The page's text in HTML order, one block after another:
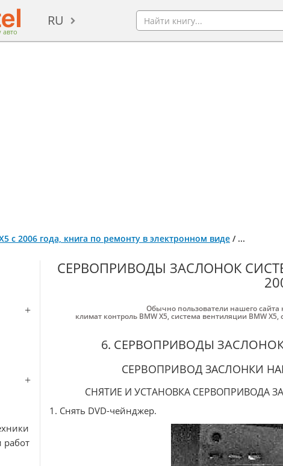
RU
с 2006 года, книга по ремонту в электронном виде / ...
работ
СЕРВОПРИВОДЫ ЗАСЛОНОК
Обычно пользователи нашего сайта
климат контроль BMW X5,система вентиляции BMW X5,
6. СЕРВОПРИВОДЫ
СЕРВОПРИВОД ЗАСЛОНКИ
СНЯТИЕ И УСТАНОВКА СЕРВОПРИВОДА
1. Снять DVD-чейнджер.